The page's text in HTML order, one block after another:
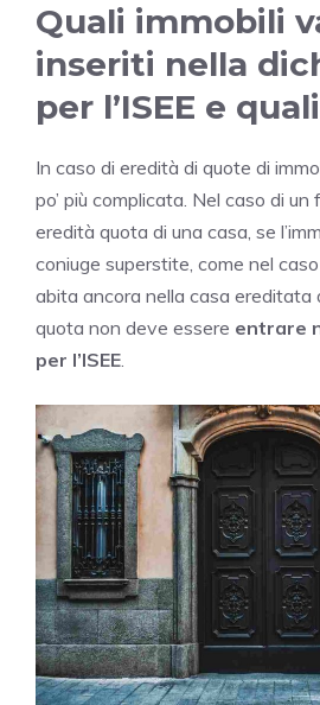
Quali immobili
inseriti nella
per l’ISEE e
In caso di eredità di quote di
po’ più complicata. Nel caso di
eredità quota di una casa, se
coniuge superstite, come nel
abita ancora nella casa ereditata
quota non deve essere entrare
per l’ISEE.